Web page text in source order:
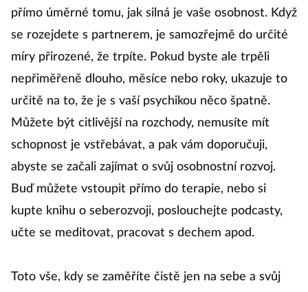
přímo úměrné tomu, jak silná je vaše osobnost. Když
se rozejdete s partnerem, je samozřejmě do určité
míry přirozené, že trpíte. Pokud byste ale trpěli
nepřiměřeně dlouho, měsíce nebo roky, ukazuje to
určitě na to, že je s vaší psychikou něco špatně.
Můžete být citlivější na rozchody, nemusíte mít
schopnost je vstřebávat, a pak vám doporučuji,
abyste se začali zajímat o svůj osobnostní rozvoj.
Buď můžete vstoupit přímo do terapie, nebo si
kupte knihu o seberozvoji, poslouchejte podcasty,
učte se meditovat, pracovat s dechem apod.
Toto vše, kdy se zaměříte čistě jen na sebe a svůj